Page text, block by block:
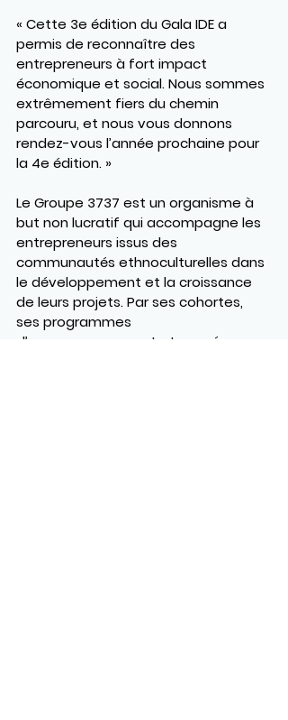
« Cette 3e édition du Gala IDE a
permis de reconnaître des
entrepreneurs à fort impact
économique et social. Nous sommes
extrêmement fiers du chemin
parcouru, et nous vous donnons
rendez-vous l’année prochaine pour
la 4e édition. »
Le Groupe 3737 est un organisme à
but non lucratif qui accompagne les
entrepreneurs issus des
communautés ethnoculturelles dans
le développement et la croissance
de leurs projets. Par ses cohortes,
ses programmes
d’accompagnement et son réseau